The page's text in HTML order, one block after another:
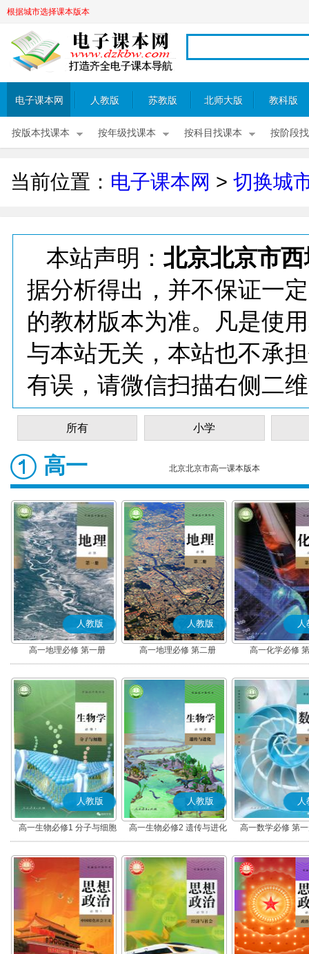
根据城市选择课本版本
电子课本网 人教版 苏教版 北师大版 教科版
按版本找课本 按年级找课本 按科目找课本 按阶段
当前位置： 电子课本网 > 切换城
本站声明： 北京北京市
据分析得出，并不保证一
的教材版本为准。凡是使
与本站无关，本站也不承
有误，请微信扫描右侧二
所有 小学
高一 北京北京市高一课本版本
人教版
高一地理必修 第一册
人教版
高一地理必修 第二册
人
高一化学必修
人教版
高一生物必修1 分子与细胞
人教版
高一生物必修2 遗传与进化
人
高一数学必修 第